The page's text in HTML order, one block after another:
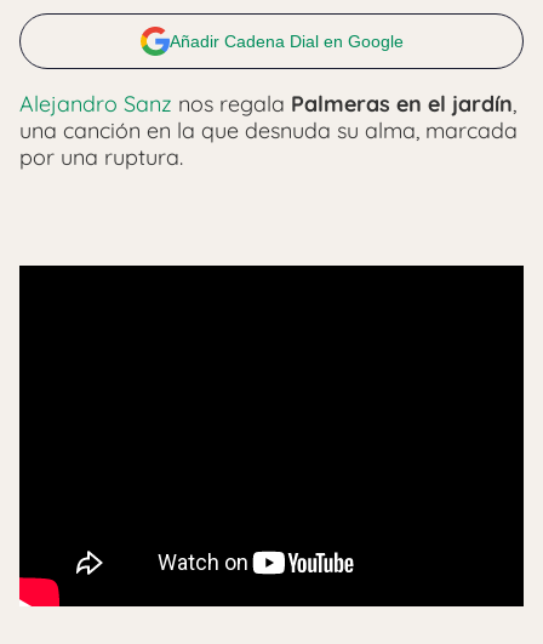
Añadir Cadena Dial en Google
Alejandro Sanz nos regala Palmeras en el jardín,
una canción en la que desnuda su alma, marcada
por una ruptura.